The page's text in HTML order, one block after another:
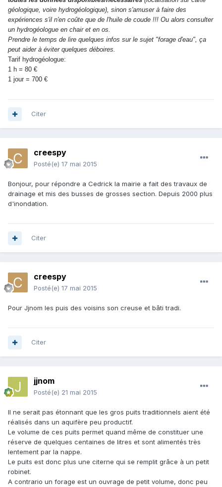
géologique, voire hydrogéologique), sinon s'amuser à faire des
expériences s'il n'en coûte que de l'huile de coude !!! Ou alors consulter
un hydrogéologue en chair et en os.
Prendre le temps de lire quelques infos sur le sujet "forage d'eau", ça
peut aider à éviter quelques déboires.
Tarif hydrogéologue:
1 h = 80 €
1 jour = 700 €
Citer
creespy
Posté(e) 17 mai 2015
Bonjour, pour répondre a Cedrick la mairie a fait des travaux de
drainage et mis des busses de grosses section. Depuis 2000 plus
d'inondation.
Citer
creespy
Posté(e) 17 mai 2015
Pour Jjnom les puis des voisins son creuse et bâti tradi.
Citer
jjnom
Posté(e) 21 mai 2015
Il ne serait pas étonnant que les gros puits traditionnels aient été
réalisés dans un aquifère peu productif.
Le volume de ces puits permet quand même de constituer une
réserve de quelques centaines de litres et sont alimentés très
lentement par la nappe.
Le puits est donc plus une citerne qui se remplit grâce à un petit
robinet.
A contrario un forage est un ouvrage de petit volume, donc peu